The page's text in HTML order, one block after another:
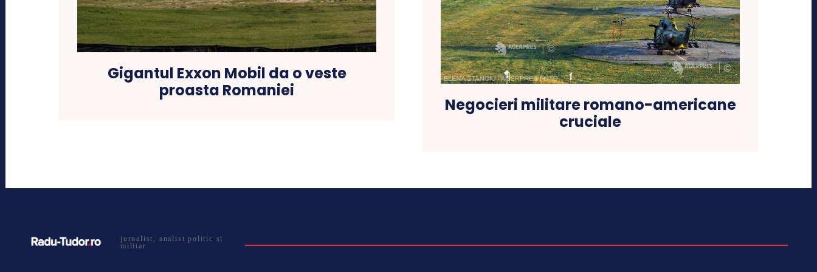
Gigantul Exxon Mobil da o veste
proasta Romaniei
Negocieri militare romano-americane
cruciale
jurnalist, analist politic si
militar